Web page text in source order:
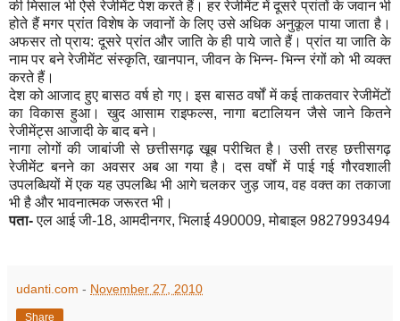
की मिसाल भी ऐसे रेजीमेंट पेश करते हैं। हर रेजीमेंट में दूसरे प्रांतों के जवान भी
होते हैं मगर प्रांत विशेष के जवानों के लिए उसे अधिक अनुकूल पाया जाता है।
अफसर तो प्राय: दूसरे प्रांत और जाति के ही पाये जाते हैं। प्रांत या जाति के
नाम पर बने रेजीमेंट संस्कृति, खानपान, जीवन के भिन्न- भिन्न रंगों को भी व्यक्त
करते हैं।
देश को आजाद हुए बासठ वर्ष हो गए। इस बासठ वर्षों में कई ताकतवार रेजीमेंटों
का विकास हुआ। खुद आसाम राइफल्स, नागा बटालियन जैसे जाने कितने
रेजीमेंट्स आजादी के बाद बने।
नागा लोगों की जाबांजी से छत्तीसगढ़ खूब परीचित है। उसी तरह छत्तीसगढ़
रेजीमेंट बनने का अवसर अब आ गया है। दस वर्षों में पाई गई गौरवशाली
उपलब्धियों में एक यह उपलब्धि भी आगे चलकर जुड़ जाय, वह वक्त का तकाजा
भी है और भावनात्मक जरूरत भी।
पता-एल आई जी-18, आमदीनगर, भिलाई 490009, मोबाइल 9827993494
udanti.com - November 27, 2010
Share